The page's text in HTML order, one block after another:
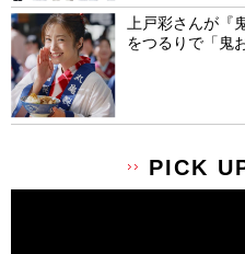
上戸彩さんが『
をつるりで「鬼
PICK